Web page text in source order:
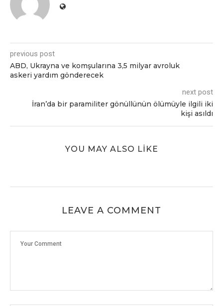
previous post
ABD, Ukrayna ve komşularına 3,5 milyar avroluk
askeri yardım gönderecek
next post
İran’da bir paramiliter gönüllünün ölümüyle ilgili iki
kişi asıldı
YOU MAY ALSO LIKE
LEAVE A COMMENT